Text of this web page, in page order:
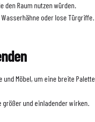
den Raum nutzen würden.
oder lose Türgriffe.
und Möbel, um eine breite Palette
größer und einladender wirken.